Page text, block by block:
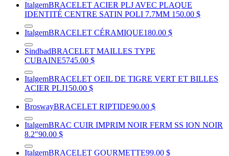
ItalgemBRACELET ACIER PLJ AVEC PLAQUE
IDENTITÉ CENTRE SATIN POLI 7.7MM 150.00 $
ItalgemBRACELET CÉRAMIQUE180.00 $
SindbadBRACELET MAILLES TYPE
CUBAINE5745.00 $
ItalgemBRACELET OEIL DE TIGRE VERT ET BILLES
ACIER PLJ150.00 $
BroswayBRACELET RIPTIDE90.00 $
ItalgemBRAC CUIR IMPRIM NOIR FERM SS ION NOIR
8.2"90.00 $
ItalgemBRACELET GOURMETTE99.00 $